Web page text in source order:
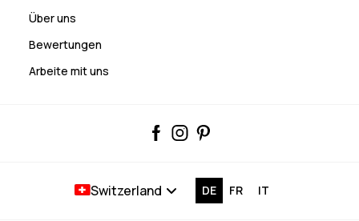
Über uns
Bewertungen
Arbeite mit uns
DE FR IT
Switzerland